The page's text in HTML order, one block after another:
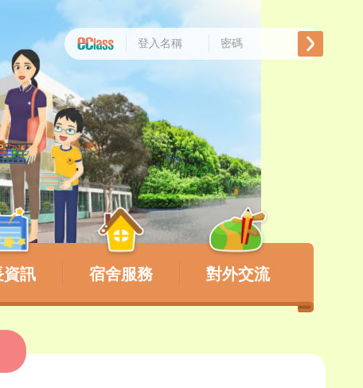
資訊 宿舍服務 對外交流